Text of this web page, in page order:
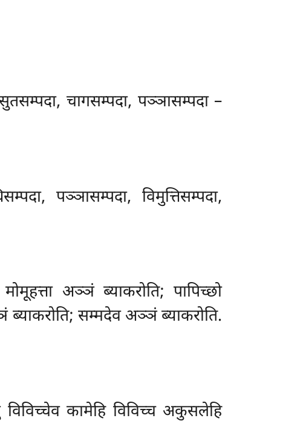
चागसम्पदा, पञ्ञासम्पदा –
पञ्ञासम्पदा, विमुत्तिसम्पदा,
अञ्ञं ब्याकरोति; पापिच्छो
सम्मदेव अञ्ञं ब्याकरोति.
कामेहि विविच्च अकुसलेहि